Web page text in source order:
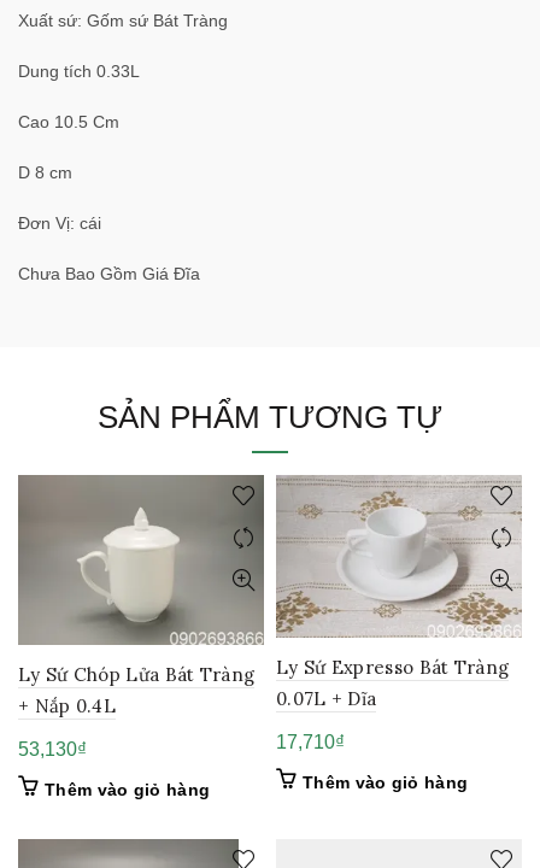
Xuất sứ: Gốm sứ Bát Tràng
Dung tích 0.33L
Cao 10.5 Cm
D 8 cm
Đơn Vị: cái
Chưa Bao Gồm Giá Đĩa
SẢN PHẨM TƯƠNG TỰ
Ly Sứ Chóp Lửa Bát Tràng
+ Nắp 0.4L
53,130₫
Thêm vào giỏ hàng
Ly Sứ Expresso Bát Tràng
0.07L + Dĩa
17,710₫
Thêm vào giỏ hàng